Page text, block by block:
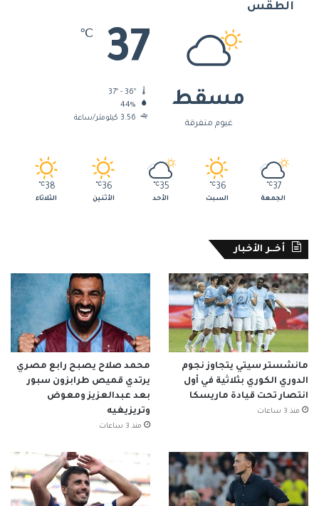
الطقس
مسقط
غيوم متفرقة
37
℃
44%
3.56 كيلومتر/ساعة
37
℃
الجمعة
36
℃
السبت
35
℃
الأحد
36
℃
الأثنين
38
℃
الثلاثاء
أخــر الأخبار
مانشستر سيتي يتجاوز نجوم
الدوري الكوري بثلاثية في أول
انتصار تحت قيادة ماريسكا
منذ 3 ساعات
محمد صلاح يصبح رابع مصري
يرتدي قميص طرابزون سبور
بعد عبدالعزيز ومعوض
وتريزيغيه
منذ 3 ساعات